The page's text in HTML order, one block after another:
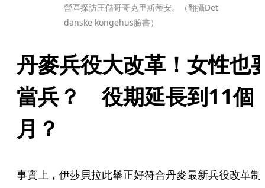
營區探訪王儲哥哥克里斯蒂安。（翻攝Det
danske kongehus臉書）
丹麥兵役大改革！女性也
當兵？　役期延長到11個
月？
事實上，伊莎貝拉此舉正好符合丹麥最新兵役改革制